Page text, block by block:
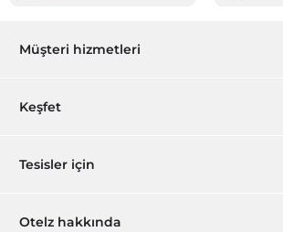
Müşteri hizmetleri
Rezervasyon yönet
Keşfet
Hediye Kart
Tesisler için
Hemen tesisinizi ekleyin
Otelz hakkında